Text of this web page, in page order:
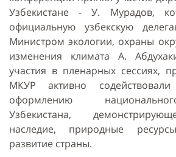
Узбекистане - У. Мурадов,
официальную узбекскую
Министром экологии, охраны
изменения климата А.
участия в пленарных сессиях,
МКУР активно
оформлению
Узбекистана,
наследие, природные
развитие страны.